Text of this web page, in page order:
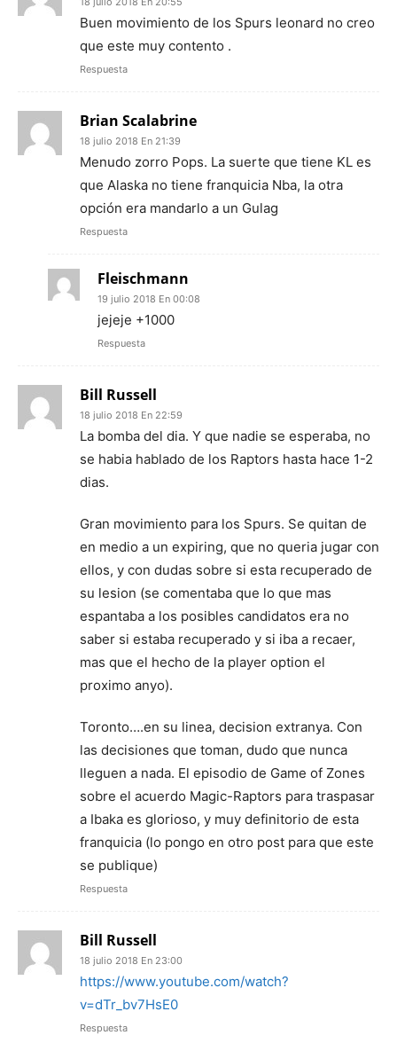
Buen movimiento de los Spurs leonard no creo
que este muy contento .
Respuesta
Brian Scalabrine
18 julio 2018 En 21:39
Menudo zorro Pops. La suerte que tiene KL es
que Alaska no tiene franquicia Nba, la otra
opción era mandarlo a un Gulag
Respuesta
Fleischmann
19 julio 2018 En 00:08
jejeje +1000
Respuesta
Bill Russell
18 julio 2018 En 22:59
La bomba del dia. Y que nadie se esperaba, no
se habia hablado de los Raptors hasta hace 1-2
dias.
Gran movimiento para los Spurs. Se quitan de
en medio a un expiring, que no queria jugar con
ellos, y con dudas sobre si esta recuperado de
su lesion (se comentaba que lo que mas
espantaba a los posibles candidatos era no
saber si estaba recuperado y si iba a recaer,
mas que el hecho de la player option el
proximo anyo).
Toronto….en su linea, decision extranya. Con
las decisiones que toman, dudo que nunca
lleguen a nada. El episodio de Game of Zones
sobre el acuerdo Magic-Raptors para traspasar
a Ibaka es glorioso, y muy definitorio de esta
franquicia (lo pongo en otro post para que este
se publique)
Respuesta
Bill Russell
18 julio 2018 En 23:00
https://www.youtube.com/watch?
v=dTr_bv7HsE0
Respuesta